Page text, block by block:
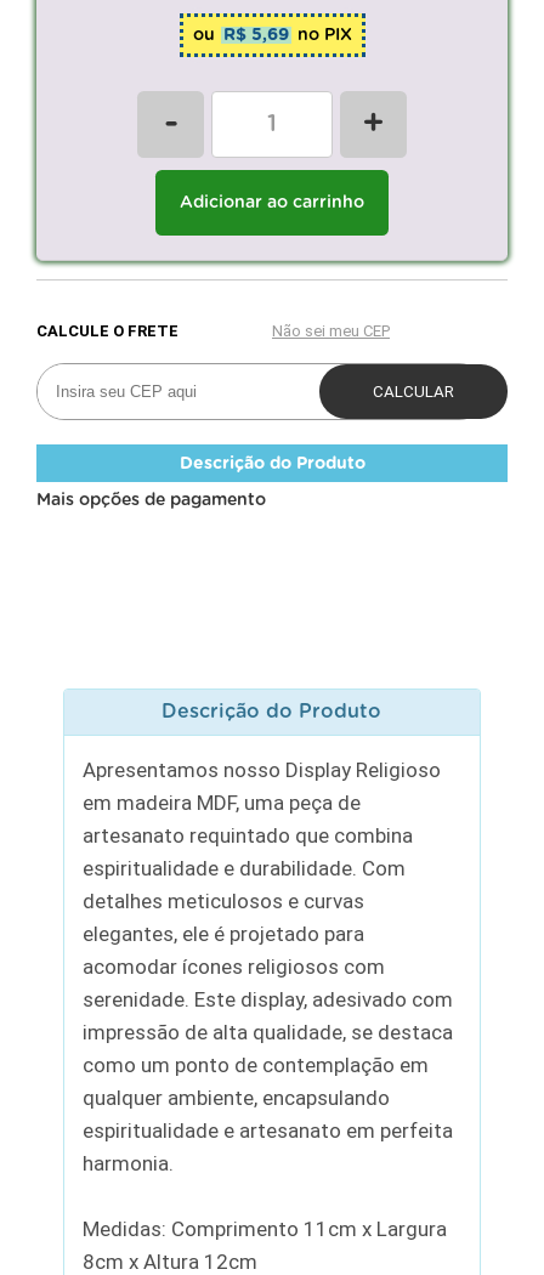
ou R$ 5,69 no PIX
- +
Adicionar ao carrinho
Descrição do Produto
Mais opções de pagamento
Descrição do Produto
Apresentamos nosso Display Religioso
em madeira MDF, uma peça de
artesanato requintado que combina
espiritualidade e durabilidade. Com
detalhes meticulosos e curvas
elegantes, ele é projetado para
acomodar ícones religiosos com
serenidade. Este display, adesivado com
impressão de alta qualidade, se destaca
como um ponto de contemplação em
qualquer ambiente, encapsulando
espiritualidade e artesanato em perfeita
harmonia.
Medidas: Comprimento 11cm x Largura
8cm x Altura 12cm